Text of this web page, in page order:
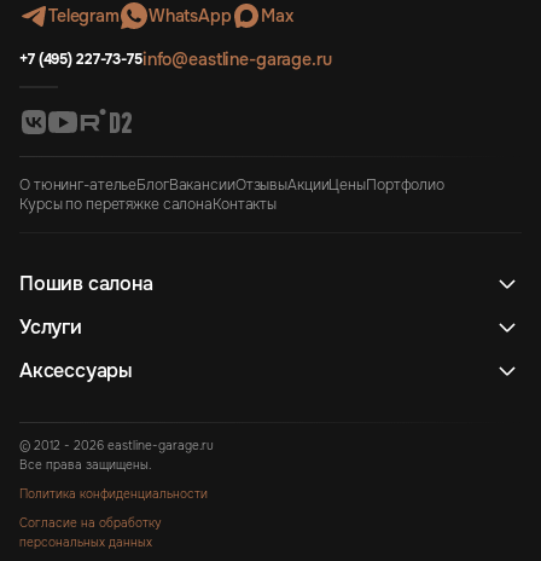
Telegram WhatsApp Max
+7 (495) 227-73-75info@eastline-garage.ru
О тюнинг-ательеБлогВакансииОтзывыАкцииЦеныПортфолио
Курсы по перетяжке салонаКонтакты
Пошив салона
Услуги
Аксессуары
© 2012 - 2026 eastline-garage.ru
Все права защищены.
Политика конфиденциальности
Согласие на обработку
персональных данных